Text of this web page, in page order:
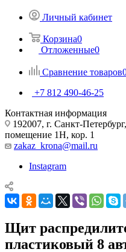
Личный кабинет
Корзина0
Отложенные0
Сравнение товаров
+7 812 490-46-25
Контактная информация
192007, г. Санкт-
помещение 1Н, кор. 1
zakaz_krona@mail.ru
Instagram
Щит
пластиковый 8